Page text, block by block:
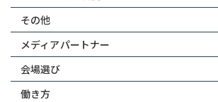
その他
メディアパートナー
会場選び
働き方